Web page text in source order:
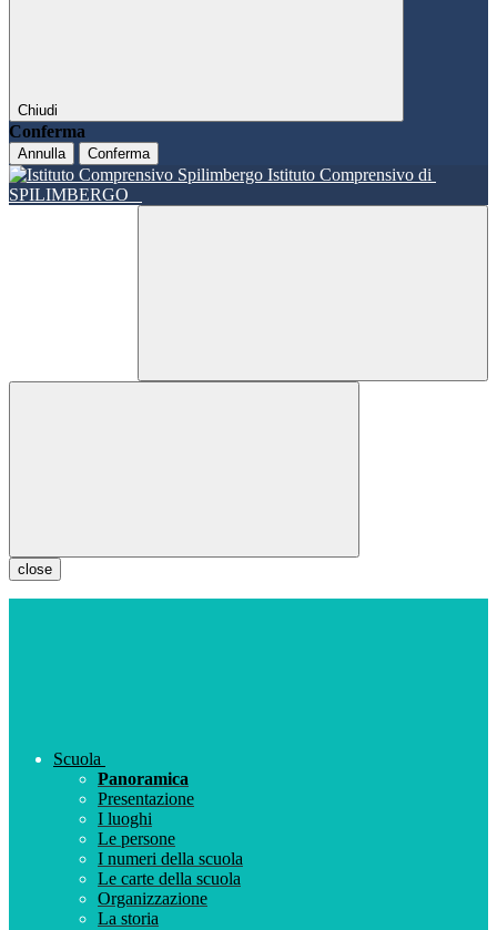
Chiudi
Conferma
Annulla Conferma
Istituto Comprensivo di
SPILIMBERGO
close
Scuola
Panoramica
Presentazione
I luoghi
Le persone
I numeri della scuola
Le carte della scuola
Organizzazione
La storia